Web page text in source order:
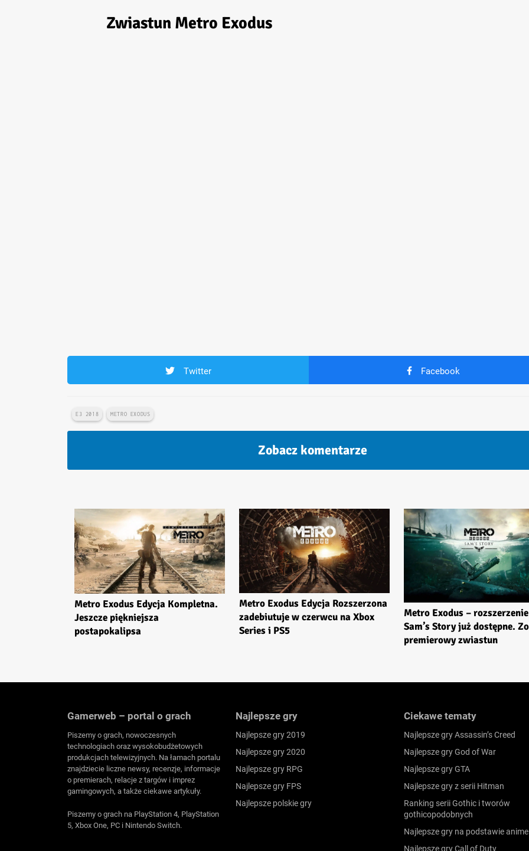
Zwiastun Metro Exodus
Twitter Facebook
E3 2018 METRO EXODUS
Zobacz komentarze
Metro Exodus Edycja Kompletna.
Jeszcze piękniejsza
postapokalipsa
Metro Exodus Edycja Rozszerzona
zadebiutuje w czerwcu na Xbox
Series i PS5
Metro Exodus – rozszerzenie
Sam’s Story już dostępne.
premierowy zwiastun
Gamerweb – portal o grach
Piszemy o grach, nowoczesnych
technologiach oraz wysokobudżetowych
produkcjach telewizyjnych. Na łamach portalu
znajdziecie liczne newsy, recenzje, informacje
o premierach, relacje z targów i imprez
gamingowych, a także ciekawe artykuły.
Piszemy o grach na PlayStation 4, PlayStation
5, Xbox One, PC i Nintendo Switch.
Najlepsze gry
Najlepsze gry 2019
Najlepsze gry 2020
Najlepsze gry RPG
Najlepsze gry FPS
Najlepsze polskie gry
Ciekawe tematy
Najlepsze gry Assassin’s Creed
Najlepsze gry God of War
Najlepsze gry GTA
Najlepsze gry z serii Hitman
Ranking serii Gothic i tworów
gothicopodobnych
Najlepsze gry na podstawie anime
Najlepsze gry Call of Duty